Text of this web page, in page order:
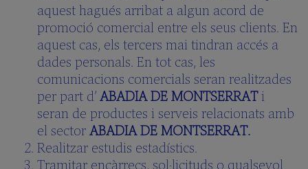
vols
saber?
(FAQS)
Galeria
multimèdia
SCHOLA
CANTORUM
El
Director
aquest hagués arribat a algun acord de
promoció comercial entre els seus clients. En
aquest cas, els tercers mai tindran accés a
dades personals. En tot cas, les
comunicacions comercials seran realitzades
per part d’ABADIA DE MONTSERRATi
seran de productes i serveis relacionats amb
el sectorABADIA DE MONTSERRAT.
Realitzar estudis estadístics.
Tramitar encàrrecs, sol·licituds o qualsevol